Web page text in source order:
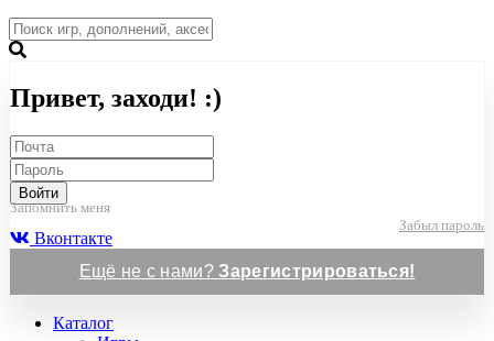
Привет, заходи! :)
Войти
Запомнить меня
Забыл пароль
Вконтакте
Ещё не с нами?Зарегистрироваться!
Каталог